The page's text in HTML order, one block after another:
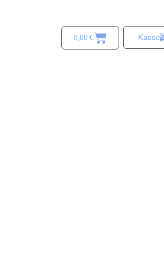
0,00€ Kasse